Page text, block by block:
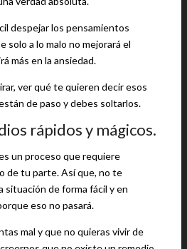
despejar los pensamientos
solo a lo malo no mejorará el
más en la ansiedad.
ver qué te quieren decir esos
de paso y debes soltarlos.
rápidos y mágicos.
un proceso que requiere
de tu parte. Así que, no te
situación de forma fácil y en
eso no pasará.
mal y que no quieras vivir de